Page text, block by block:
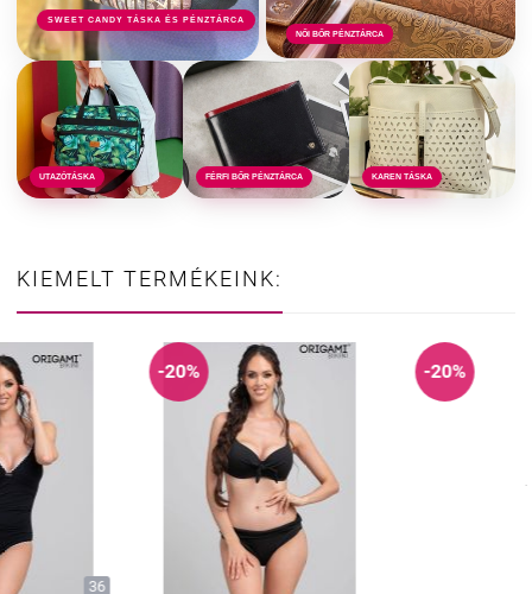
SWEET CANDY TÁSKA ÉS PÉNZTÁRCA
NŐI BŐR PÉNZTÁRCA
UTAZÓTÁSKA FÉRFI BŐR PÉNZTÁRCA KAREN TÁSKA
KIEMELT TERMÉKEINK:
-20%